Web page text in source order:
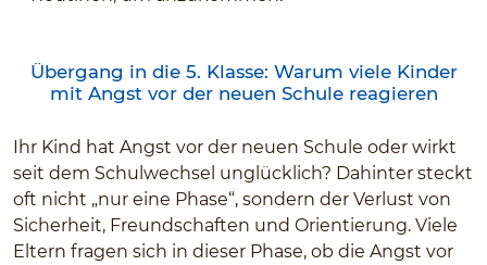
Übergang in die 5. Klasse: Warum viele Kinder
mit Angst vor der neuen Schule reagieren
Ihr Kind hat Angst vor der neuen Schule oder wirkt
seit dem Schulwechsel unglücklich? Dahinter steckt
oft nicht „nur eine Phase“, sondern der Verlust von
Sicherheit, Freundschaften und Orientierung. Viele
Eltern fragen sich in dieser Phase, ob die Angst vor